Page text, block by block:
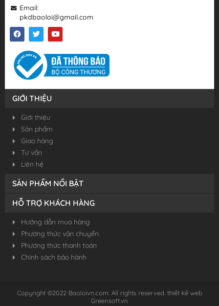
Email:
pkdbaoloi@gmail.com
GIỚI THIỆU
Giới thiệu
Sản phẩm
Giao hàng
Tư vấn
Liên hệ
SẢN PHẨM NỔI BẬT
HỖ TRỢ KHÁCH HÀNG
Hướng dẫn mua hàng
Phương thức vận chuyển
Phương thức thanh toán
Chính sách bảo hành
Copyright ©2022 Baoloivn.com. All rights reserved. thiết kế web
Greensoft.vn